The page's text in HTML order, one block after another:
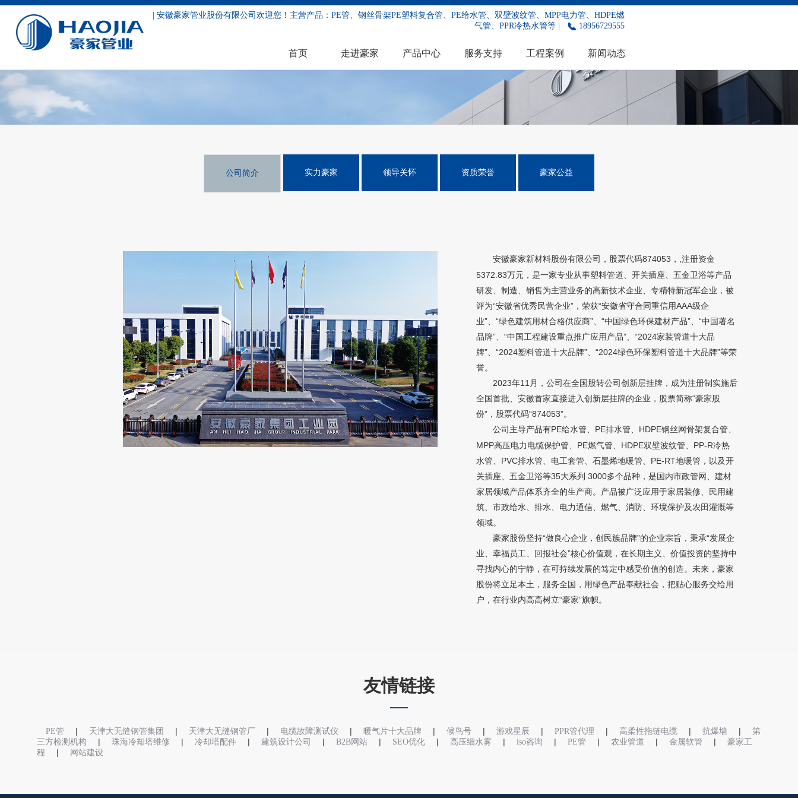
| 安徽豪家管业股份有限公司欢迎您！主营产品：PE管、钢丝骨架PE塑料复合管、PE给水管、双壁波纹管、MPP电力管、HDPE燃
气管、PPR冷热水管等 |
18956729555
首页 走进豪家 产品中心 服务支持 工程案例 新闻动态
公司简介
公司简介 实力豪家 领导关怀 资质荣誉 豪家公益
安徽豪家新材料股份有限公司，股票代码874053，,注册资金
5372.83万元，是一家专业从事塑料管道、开关插座、五金卫浴等产品
研发、制造、销售为主营业务的高新技术企业、专精特新冠军企业，被
评为“安徽省优秀民营企业”，荣获“安徽省守合同重信用AAA级企
业”、“绿色建筑用材合格供应商”、“中国绿色环保建材产品”、“中国著名
品牌”、“中国工程建设重点推广应用产品”、“2024家装管道十大品
牌”、“2024塑料管道十大品牌”、“2024绿色环保塑料管道十大品牌”等荣
誉。
2023年11月，公司在全国股转公司创新层挂牌，成为注册制实施后
全国首批、安徽首家直接进入创新层挂牌的企业，股票简称“豪家股
份”，股票代码“874053”。
公司主导产品有PE给水管、PE排水管、HDPE钢丝网骨架复合管
MPP高压电力电缆保护管、PE燃气管、HDPE双壁波纹管、PP-R冷热
水管、PVC排水管、电工套管、石墨烯地暖管、PE-RT地暖管，以及开
关插座、五金卫浴等35大系列 3000多个品种，是国内市政管网、建材
家居领域产品体系齐全的生产商。产品被广泛应用于家居装修、民用建
筑、市政给水、排水、电力通信、燃气、消防、环境保护及农田灌溉等
领域。
豪家股份坚持“做良心企业，创民族品牌”的企业宗旨，秉承“发展企
业、幸福员工、回报社会”核心价值观，在长期主义、价值投资的坚持中
寻找内心的宁静，在可持续发展的笃定中感受价值的创造。未来，豪家
股份将立足本土，服务全国，用绿色产品奉献社会，把贴心服务交给用
户，在行业内高高树立“豪家”旗帜。
友情链接
PE管 | 天津大无缝钢管集团 | 天津大无缝钢管厂 | 电缆故障测试仪 | 暖气片十大品牌 | 候鸟号 | 游戏星辰 | PPR管代理 | 高柔性拖链电缆 | 抗爆墙 |
第
三方检测机构
| 珠海冷却塔维修 | 冷却塔配件 | 建筑设计公司 | B2B网站 | SEO优化 | 高压细水雾 | iso咨询 | PE管 | 农业管道 | 金属软管 |
豪家工
程
| 网站建设